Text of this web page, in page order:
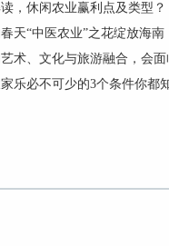
，休闲农业赢利点及类型？
天“中医农业”之花绽放海南
术、文化与旅游融合，会
乐必不可少的3个条件你都